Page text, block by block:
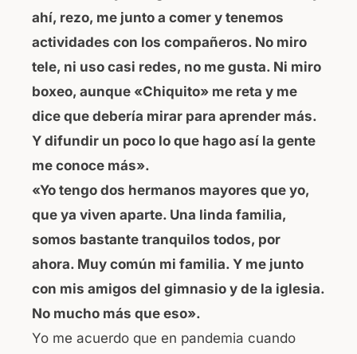
ahí, rezo, me junto a comer y tenemos
actividades con los compañeros. No miro
tele, ni uso casi redes, no me gusta. Ni miro
boxeo, aunque «Chiquito» me reta y me
dice que debería mirar para aprender más.
Y difundir un poco lo que hago así la gente
me conoce más».
«Yo tengo dos hermanos mayores que yo,
que ya viven aparte. Una linda familia,
somos bastante tranquilos todos, por
ahora. Muy común mi familia. Y me junto
con mis amigos del gimnasio y de la iglesia.
No mucho más que eso».
Yo me acuerdo que en pandemia cuando